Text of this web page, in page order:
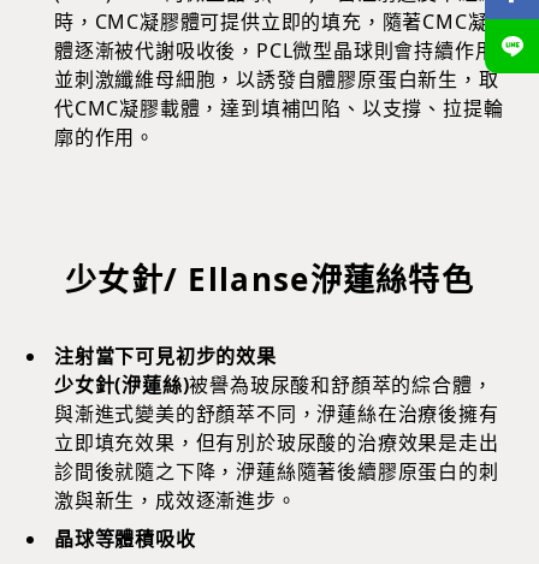
時，CMC凝膠體可提供立即的填充，隨著CMC凝膠
體逐漸被代謝吸收後，PCL微型晶球則會持續作用
並刺激纖維母細胞，以誘發自體膠原蛋白新生，取
代CMC凝膠載體，達到填補凹陷、以支撐、拉提輪
廓的作用。
少女針/ Ellanse洢蓮絲特色
注射當下可見初步的效果
少女針(洢蓮絲)被譽為玻尿酸和舒顏萃的綜合體，
與漸進式變美的舒顏萃不同，洢蓮絲在治療後擁有
立即填充效果，但有別於玻尿酸的治療效果是走出
診間後就隨之下降，洢蓮絲隨著後續膠原蛋白的刺
激與新生，成效逐漸進步。
晶球等體積吸收